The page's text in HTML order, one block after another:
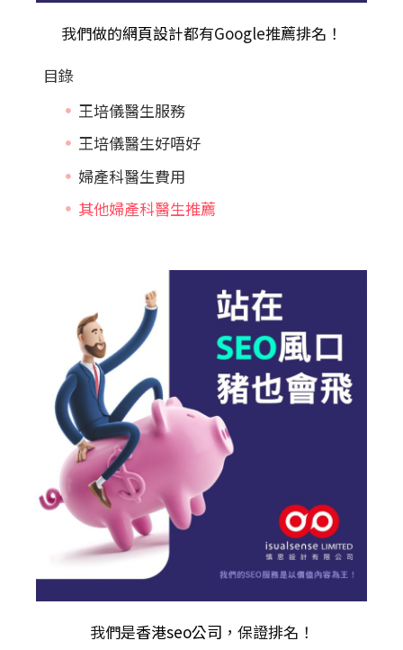
我們做的網頁設計都有Google推薦排名！
目錄
王培儀醫生服務
王培儀醫生好唔好
婦產科醫生費用
其他婦產科醫生推薦
我們是香港seo公司 ，保證排名！